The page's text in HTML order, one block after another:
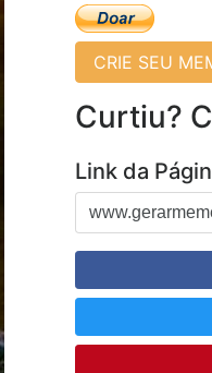
CRIE SEU
Curtiu?
Link da